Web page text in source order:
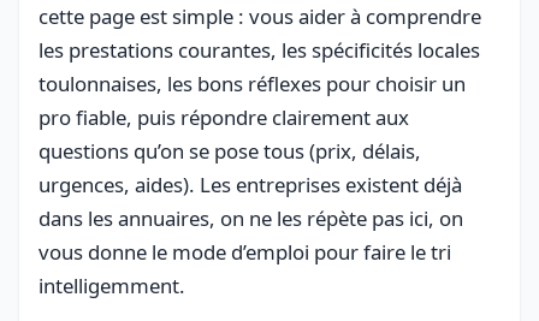
cette page est simple : vous aider à comprendre
les prestations courantes, les spécificités locales
toulonnaises, les bons réflexes pour choisir un
pro fiable, puis répondre clairement aux
questions qu’on se pose tous (prix, délais,
urgences, aides). Les entreprises existent déjà
dans les annuaires, on ne les répète pas ici, on
vous donne le mode d’emploi pour faire le tri
intelligemment.